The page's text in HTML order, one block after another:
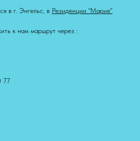
в г. Энгельс, в Резиденции "Мария"
к нам маршрут через :
77